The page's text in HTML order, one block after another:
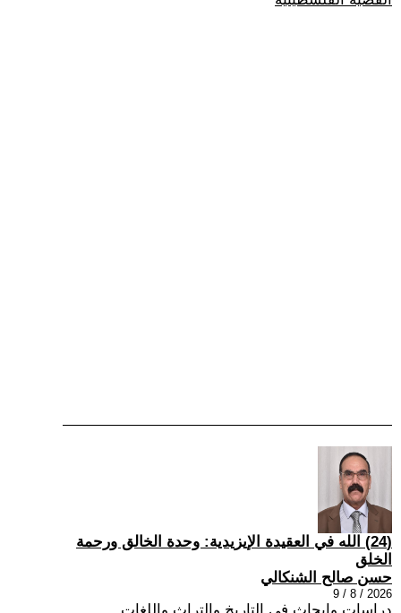
(24) الله في العقيدة الإيزيدية: وحدة الخالق ورحمة
الخلق
حسن صالح الشنكالي
2026 / 8 / 9